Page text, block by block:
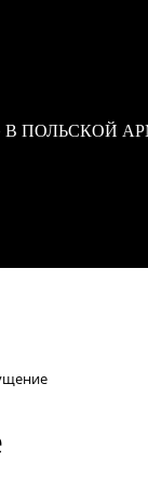
В ПОЛЬСКОЙ